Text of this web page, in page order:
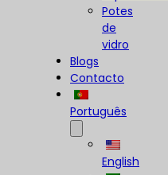
Potes
de
vidro
Blogs
Contacto
Português
English